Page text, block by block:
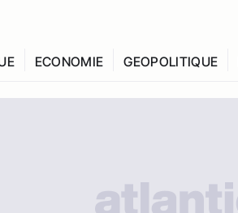
ECONOMIE GEOPOLITIQUE